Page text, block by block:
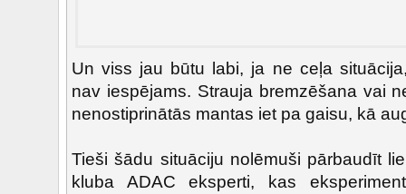
Un viss jau būtu labi, ja ne ceļa
nav iespējams. Strauja bremzēšana vai
nenostiprinātās mantas iet pa gaisu, kā
Tieši šādu situāciju nolēmuši pārbaudīt
kluba ADAC eksperti, kas